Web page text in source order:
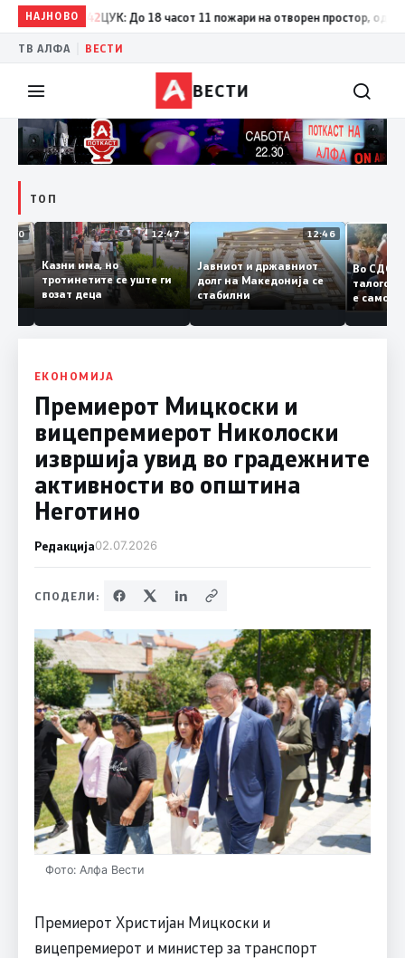
НАЈНОВО
17:42ЦУК: До 18 часот 11 пожари на отворен простор, од кои три
ТВ АЛФА ВЕСТИ
ВЕСТИ
ТОП
12:50
и
12:47
Казни има, но
тротинетите се уште ги
возат деца
12:46
Јавниот и државниот
долг на Македонија се
стабилни
Во
е
Заев
ЕКОНОМИЈА
Премиерот Мицкоски и
вицепремиерот Николоски
извршија увид во градежните
активности во општина
Неготино
Редакција02.07.2026
СПОДЕЛИ:
Фото: Алфа Вести
Премиерот Христијан Мицкоски и
вицепремиерот и министер за транспорт